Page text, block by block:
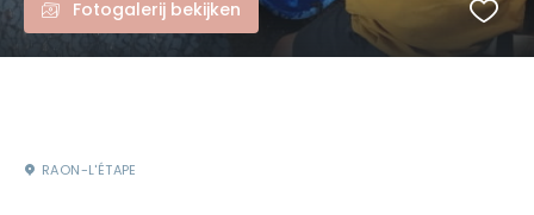
Fotogalerij bekijken
RAON-L'ÉTAPE